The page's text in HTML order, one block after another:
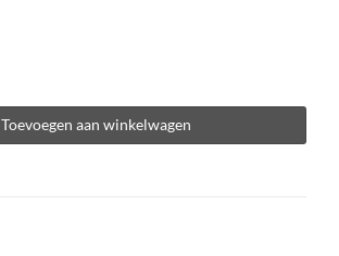
Toevoegen aan winkelwagen